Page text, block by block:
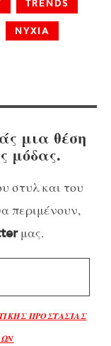
TRENDS
ΝΥΧΙΑ
μια θέση
μόδας.
στυλ και του
περιμένουν,
μας.
ΠΡΟΣΤΑΣΙΑΣ